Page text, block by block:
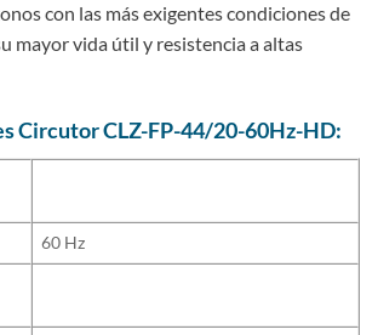
con las más exigentes condiciones de
mayor vida útil y resistencia a altas
CircutorCLZ-FP-44/20-60Hz-HD:
60 Hz